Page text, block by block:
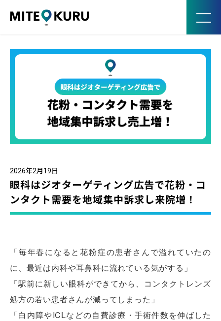
2026年2月19日
眼科はジオターゲティング広告で花粉・コ
ンタクト需要を地域集中訴求し来院増！
「毎年春になると花粉症の患者さんで溢れていたの
に、最近は内科や耳鼻科に流れている気がする」
「駅前に新しい眼科ができてから、コンタクトレンズ
処方の若い患者さんが減ってしまった」
「白内障やICLなどの自費診療・手術件数を伸ばした